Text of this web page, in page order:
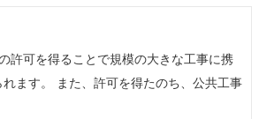
許可を得ることで規模の大きな工事に携
ます。 また、許可を得たのち、公共工事